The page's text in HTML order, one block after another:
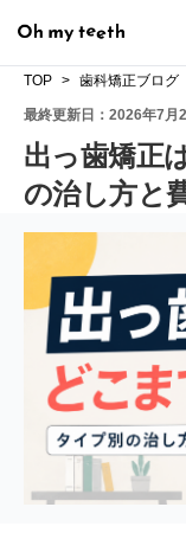
TOP 歯科矯正ブログ
最終更新日：2026年7月
出っ歯矯正
の治し方と